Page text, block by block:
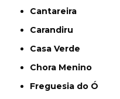
Cantareira
Carandiru
Casa Verde
Chora Menino
Freguesia do Ó